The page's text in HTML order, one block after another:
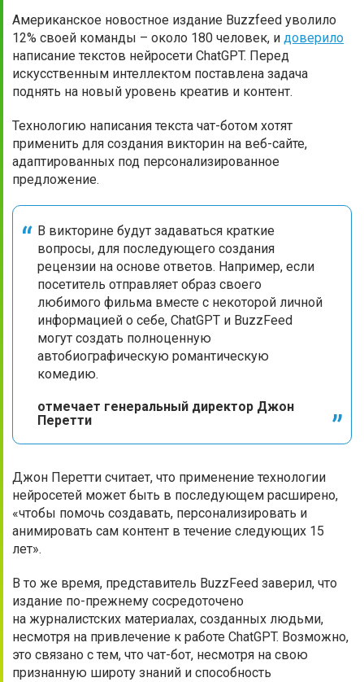
Американское новостное издание Buzzfeed уволило
12% своей команды – около 180 человек, и доверило
написание текстов нейросети ChatGPT. Перед
искусственным интеллектом поставлена задача
поднять на новый уровень креатив и контент.
Технологию написания текста чат-ботом хотят
применить для создания викторин на веб-сайте,
адаптированных под персонализированное
предложение.
В викторине будут задаваться краткие
вопросы, для последующего создания
рецензии на основе ответов. Например, если
посетитель отправляет образ своего
любимого фильма вместе с некоторой личной
информацией о себе, ChatGPT и BuzzFeed
могут создать полноценную
автобиографическую романтическую
комедию.
отмечает генеральный директор Джон
Перетти
Джон Перетти считает, что применение технологии
нейросетей может быть в последующем расширено,
«чтобы помочь создавать, персонализировать и
анимировать сам контент в течение следующих 15
лет».
В то же время, представитель BuzzFeed заверил, что
издание по-прежнему сосредоточено
на журналистских материалах, созданных людьми,
несмотря на привлечение к работе ChatGPT. Возможно,
это связано с тем, что чат-бот, несмотря на свою
признанную широту знаний и способность